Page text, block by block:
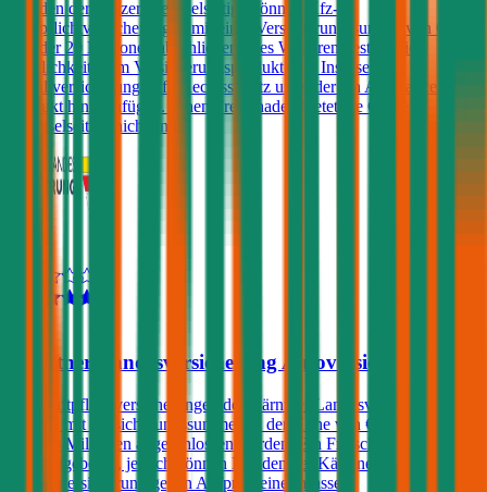
Kunden der Grazer Wechselseitige können Kfz-
Haftpflichtversicherungen mit einer Versicherungssumme von € 10,
15 oder 20 Millionen abschließen. Des Weiteren besteht die
Möglichkeit, dem Versicherungsprodukt eine Insassen-
Unfallversicherung, Kfz-Rechtsschutz und/oder ein Assistance-
Produkt hinzuzufügen. Einen Freischaden bietet die Grazer
Wechselseitige nicht an.
Kärntner Landesversicherung Autoversicherung
Kfz-Haftpflichtversicherungen der Kärntner Landesversicherung
können mit Versicherungssummen in der Höhe von € 7,6, 10, 15
oder 20 Millionen abgeschlossen werden. Ein Freischaden wird
nicht angeboten, jedoch können Kunden der Kärntner
Landesversicherung gegen Aufpreis eine Insassen-